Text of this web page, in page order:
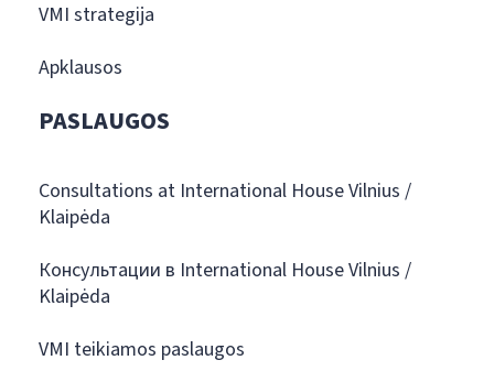
VMI strategija
Apklausos
PASLAUGOS
Consultations at International House Vilnius /
Klaipėda
Консультации в International House Vilnius /
Klaipėda
VMI teikiamos paslaugos